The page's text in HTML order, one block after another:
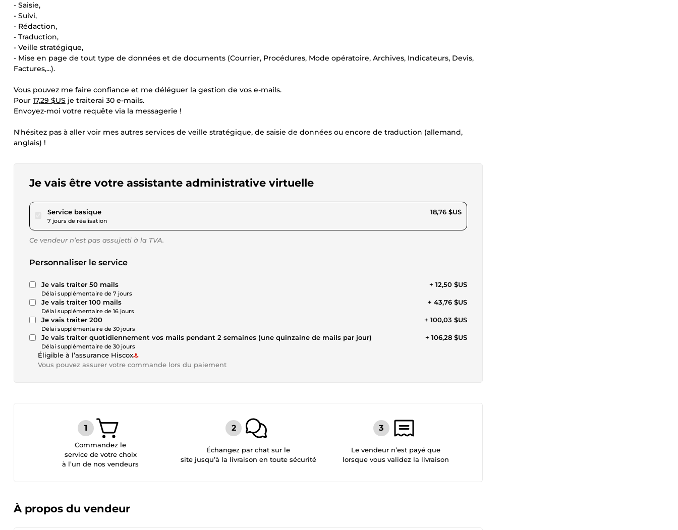
- Saisie,
- Suivi,
- Rédaction,
- Traduction,
- Veille stratégique,
- Mise en page de tout type de données et de documents (Courrier, Procédures, Mode opératoire, Archives, Indicateurs, Devis,
Factures,...).
Vous pouvez me faire confiance et me déléguer la gestion de vos e-mails.
Pour 17,29 $US je traiterai 30 e-mails.
Envoyez-moi votre requête via la messagerie !
N'hésitez pas à aller voir mes autres services de veille stratégique, de saisie de données ou encore de traduction (allemand,
anglais) !
Je vais être votre assistante administrative virtuelle
Service basiquepour 17,29 $US
7 jours de réalisation
18,76 $US
Ce vendeur n’est pas assujetti à la TVA.
Personnaliser le service
Je vais traiter 50 mails
Délai supplémentaire de 7 jours
+ 12,50 $US
Je vais traiter 100 mails
Délai supplémentaire de 16 jours
+ 43,76 $US
Je vais traiter 200
Délai supplémentaire de 30 jours
+ 100,03 $US
Je vais traiter quotidiennement vos mails pendant 2 semaines (une quinzaine de mails par jour)
Délai supplémentaire de 30 jours
+ 106,28 $US
Éligible à l’assurance Hiscox
Vous pouvez assurer votre commande lors du paiement
Commandez le
service de votre choix
à l’un de nos vendeurs
Échangez par chat sur le
site jusqu’à la livraison en toute sécurité
Le vendeur n’est payé que
lorsque vous validez la livraison
À propos du vendeur